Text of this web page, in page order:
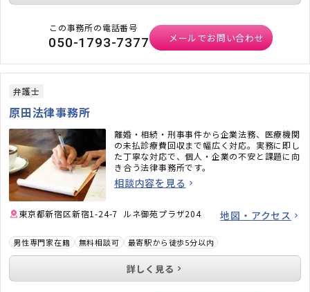
この事務所の電話番号
050-1793-7377 メールでお問い合わせ
弁護士
原田法律事務所
離婚・相続・刑事事件から企業法務、医療機関
の未払診療費回収まで幅広く対応。実務に即し
た丁寧な対応で、個人・企業の不安と課題に向
き合う法律事務所です。
相談内容を見る
東京都新宿区新宿1-24-7 ルネ御苑プラザ204 地図・アクセス
男性専門家在籍 無料相談可 最寄駅から徒歩5分以内
詳しく見る